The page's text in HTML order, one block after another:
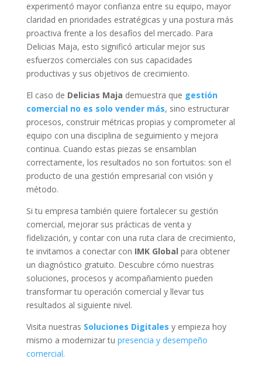
experimentó mayor confianza entre su equipo, mayor
claridad en prioridades estratégicas y una postura más
proactiva frente a los desafíos del mercado. Para
Delicias Maja, esto significó articular mejor sus
esfuerzos comerciales con sus capacidades
productivas y sus objetivos de crecimiento.
El caso de Delicias Maja demuestra que gestión
comercial no es solo vender más, sino estructurar
procesos, construir métricas propias y comprometer al
equipo con una disciplina de seguimiento y mejora
continua. Cuando estas piezas se ensamblan
correctamente, los resultados no son fortuitos: son el
producto de una gestión empresarial con visión y
método.
Si tu empresa también quiere fortalecer su gestión
comercial, mejorar sus prácticas de venta y
fidelización, y contar con una ruta clara de crecimiento,
te invitamos a conectar con IMK Global para obtener
un diagnóstico gratuito. Descubre cómo nuestras
soluciones, procesos y acompañamiento pueden
transformar tu operación comercial y llevar tus
resultados al siguiente nivel.
Visita nuestras Soluciones Digitales y empieza hoy
mismo a modernizar tu presencia y desempeño
comercial.